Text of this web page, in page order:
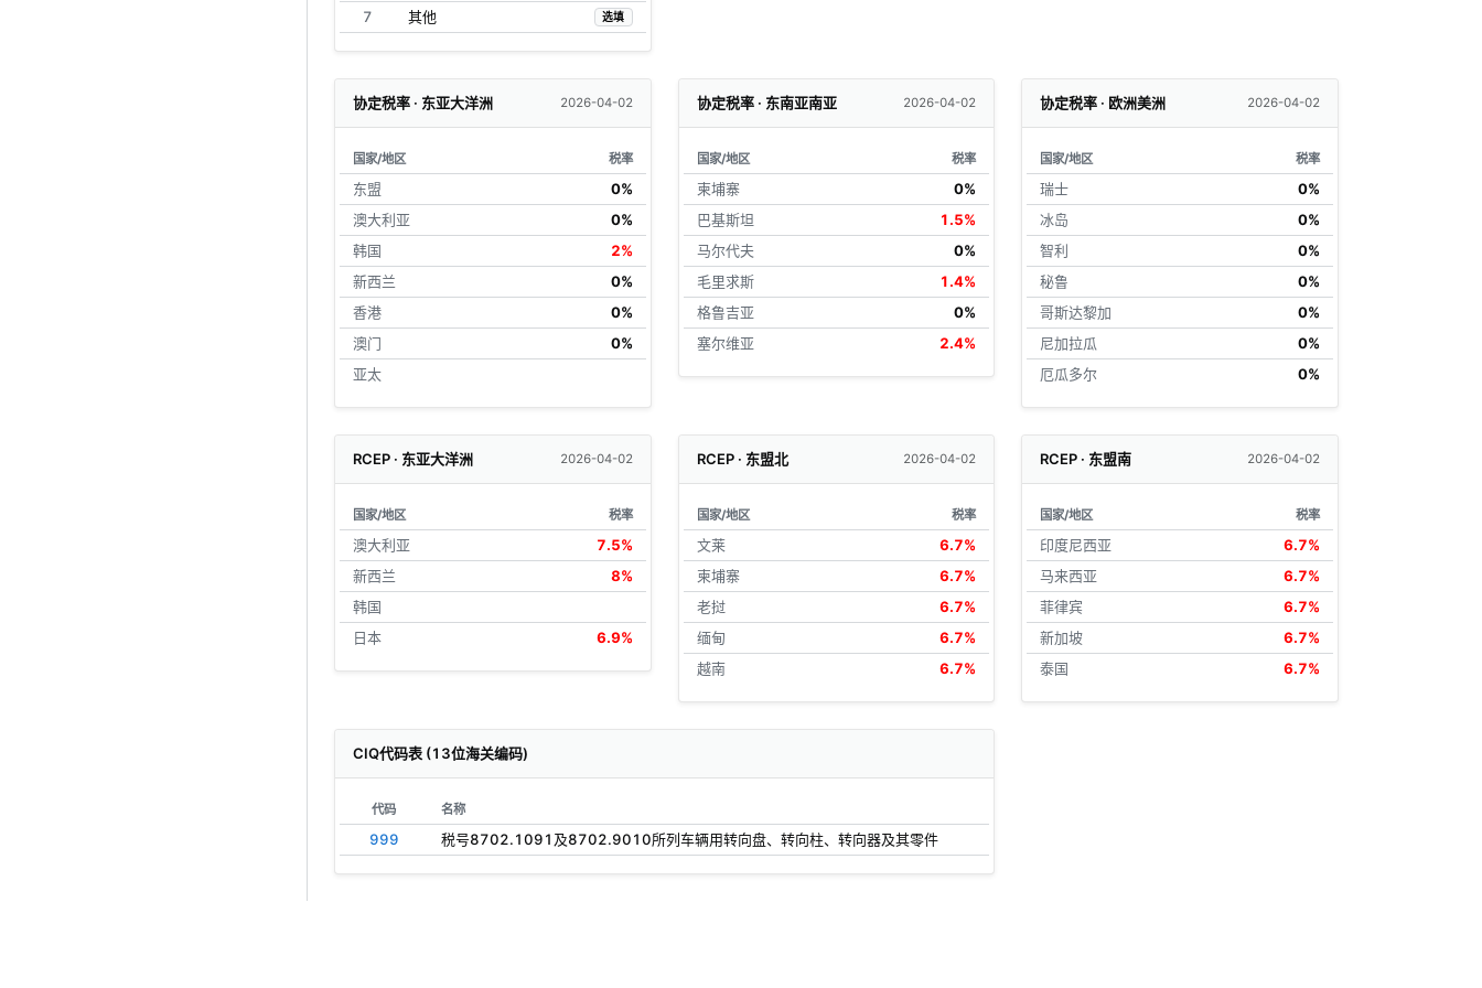
7 其他 选填
协定税率 · 东亚大洋洲 2026-04-02
国家/地区 税率
东盟
0%
澳大利亚
0%
韩国
2%
新西兰
0%
香港
0%
澳门
0%
亚太
协定税率 · 东南亚南亚 2026-04-02
国家/地区 税率
柬埔寨
0%
巴基斯坦
1.5%
马尔代夫
0%
毛里求斯
1.4%
格鲁吉亚
0%
塞尔维亚
2.4%
协定税率 · 欧洲美洲 2026-04-02
国家/地区 税率
瑞士
0%
冰岛
0%
智利
0%
秘鲁
0%
哥斯达黎加
0%
尼加拉瓜
0%
厄瓜多尔
0%
RCEP · 东亚大洋洲 2026-04-02
国家/地区 税率
澳大利亚
7.5%
新西兰
8%
韩国
日本
6.9%
RCEP · 东盟北 2026-04-02
国家/地区 税率
文莱
6.7%
柬埔寨
6.7%
老挝
6.7%
缅甸
6.7%
越南
6.7%
RCEP · 东盟南 2026-04-02
国家/地区 税率
印度尼西亚
6.7%
马来西亚
6.7%
菲律宾
6.7%
新加坡
6.7%
泰国
6.7%
CIQ代码表 (13位海关编码)
代码 名称
999 税号8702.1091及8702.9010所列车辆用转向盘、转向柱、转向器及其零件